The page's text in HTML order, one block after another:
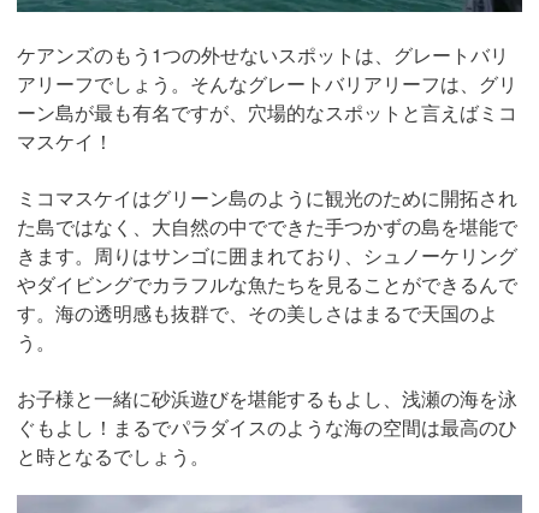
ケアンズのもう1つの外せないスポットは、グレートバリ
アリーフでしょう。そんなグレートバリアリーフは、グリ
ーン島が最も有名ですが、穴場的なスポットと言えばミコ
マスケイ！
ミコマスケイはグリーン島のように観光のために開拓され
た島ではなく、大自然の中でできた手つかずの島を堪能で
きます。周りはサンゴに囲まれており、シュノーケリング
やダイビングでカラフルな魚たちを見ることができるんで
す。海の透明感も抜群で、その美しさはまるで天国のよ
う。
お子様と一緒に砂浜遊びを堪能するもよし、浅瀬の海を泳
ぐもよし！まるでパラダイスのような海の空間は最高のひ
と時となるでしょう。